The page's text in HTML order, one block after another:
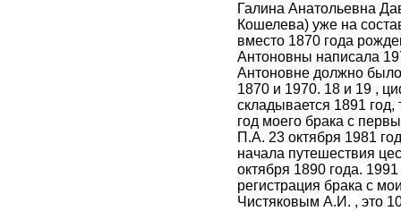
Галина Анатольевна
Кошелева) уже на
вместо 1870 года
Антоновны написала
Антоновне должно было
1870 и 1970. 18 и 19 ,
складывается 1891 год,
год моего брака с
П.А. 23 октября 1981
начала путешествия
октября 1890 года.
регистрация брака с
Чистяковым А.И. , это